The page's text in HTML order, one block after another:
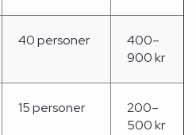
40 personer
400–
900 kr
15 personer
200–
500 kr